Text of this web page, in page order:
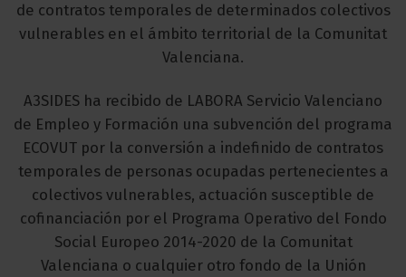
de contratos temporales de determinados colectivos
vulnerables en el ámbito territorial de la Comunitat
Valenciana.
A3SIDES ha recibido de LABORA Servicio Valenciano
de Empleo y Formación una subvención del programa
ECOVUT por la conversión a indefinido de contratos
temporales de personas ocupadas pertenecientes a
colectivos vulnerables, actuación susceptible de
cofinanciación por el Programa Operativo del Fondo
Social Europeo 2014-2020 de la Comunitat
Valenciana o cualquier otro fondo de la Unión